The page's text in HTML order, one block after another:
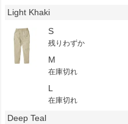
Light Khaki
S
残りわずか
M
在庫切れ
L
在庫切れ
Deep Teal